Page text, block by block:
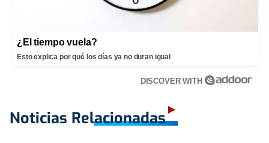
¿El tiempo vuela?
Esto explica por qué los días ya no duran igual
DISCOVER WITH
Noticias Relacionadas